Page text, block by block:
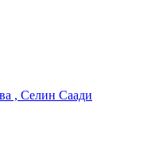
, Селин Саади